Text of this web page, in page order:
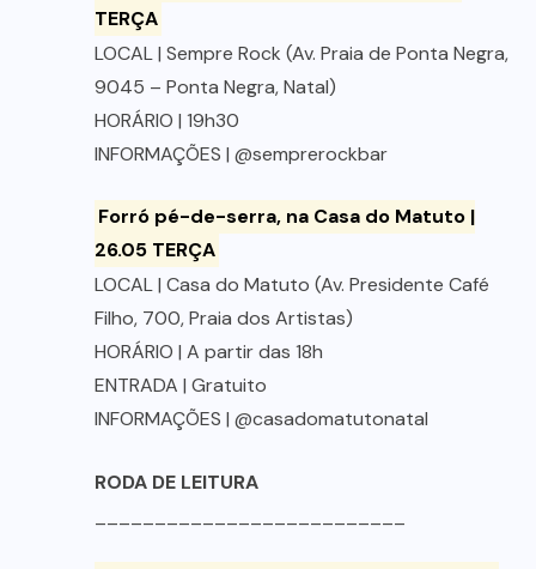
TERÇA
LOCAL | Sempre Rock (Av. Praia de Ponta Negra,
9045 – Ponta Negra, Natal)
HORÁRIO | 19h30
INFORMAÇÕES | @semprerockbar
Forró pé-de-serra, na Casa do Matuto |
26.05 TERÇA
LOCAL | Casa do Matuto (Av. Presidente Café
Filho, 700, Praia dos Artistas)
HORÁRIO | A partir das 18h
ENTRADA | Gratuito
INFORMAÇÕES | @casadomatutonatal
RODA DE LEITURA